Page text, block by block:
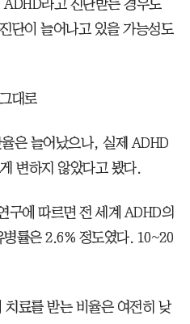
라고 진단받는 경우도
단이 늘어나고 있을 가능성도
대로
은 늘어났으나, 실제 ADHD
변하지 않았다고 봤다.
구에 따르면 전 세계 ADHD의
률은 2.6% 정도였다. 10~20
료를 받는 비율은 여전히 낮